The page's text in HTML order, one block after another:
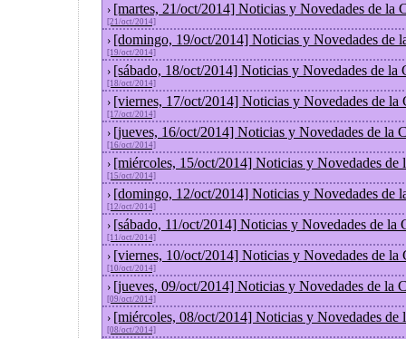
› [martes, 21/oct/2014] Noticias y Novedades de la
[21/oct/2014]
› [domingo, 19/oct/2014] Noticias y Novedades de
[19/oct/2014]
› [sábado, 18/oct/2014] Noticias y Novedades de la
[18/oct/2014]
› [viernes, 17/oct/2014] Noticias y Novedades de la
[17/oct/2014]
› [jueves, 16/oct/2014] Noticias y Novedades de la
[16/oct/2014]
› [miércoles, 15/oct/2014] Noticias y Novedades de
[15/oct/2014]
› [domingo, 12/oct/2014] Noticias y Novedades de
[12/oct/2014]
› [sábado, 11/oct/2014] Noticias y Novedades de la
[11/oct/2014]
› [viernes, 10/oct/2014] Noticias y Novedades de la
[10/oct/2014]
› [jueves, 09/oct/2014] Noticias y Novedades de la
[09/oct/2014]
› [miércoles, 08/oct/2014] Noticias y Novedades de
[08/oct/2014]